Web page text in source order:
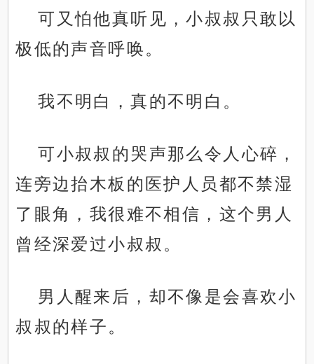
可又怕他真听见，小叔叔只敢以
极低的声音呼唤。
我不明白，真的不明白。
可小叔叔的哭声那么令人心碎，
连旁边抬木板的医护人员都不禁湿
了眼角，我很难不相信，这个男人
曾经深爱过小叔叔。
男人醒来后，却不像是会喜欢小
叔叔的样子。